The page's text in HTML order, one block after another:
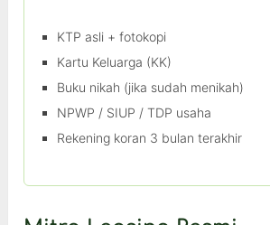
KTP asli + fotokopi
Kartu Keluarga (KK)
Buku nikah (jika sudah menikah)
NPWP / SIUP / TDP usaha
Rekening koran 3 bulan terakhir